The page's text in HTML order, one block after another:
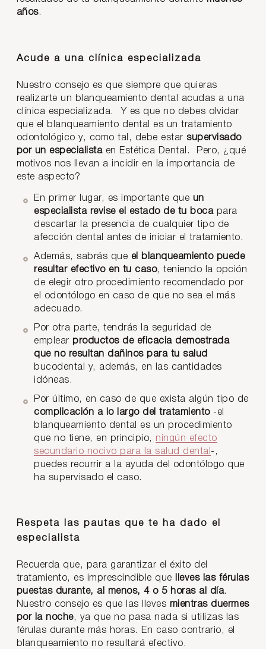
años.
Acude a una clínica especializada
Nuestro consejo es que siempre que quieras
realizarte un blanqueamiento dental acudas a una
clínica especializada. Y es que no debes olvidar
que el blanqueamiento dental es un tratamiento
odontológico y, como tal, debe estar supervisado
por un especialistaen Estética Dental.
Pero, ¿qué
motivos nos llevan a incidir en la importancia de
este aspecto?
En primer lugar, es importante que un
especialista revise el estado de tu bocapara
descartar la presencia de cualquier tipo de
afección dental antes de iniciar el tratamiento.
Además, sabrás que el blanqueamiento puede
resultar efectivo en tu caso, teniendo la opción
de elegir otro procedimiento recomendado por
el odontólogo en caso de que no sea el más
adecuado.
Por otra parte, tendrás la seguridad de
emplear productos de eficacia demostrada
que no resultan dañinos para tu salud
bucodental y, además, en las cantidades
idóneas.
Por último, en caso de que exista algún tipo de
complicación a lo largo del tratamiento-el
blanqueamiento dental es un procedimiento
que no tiene, en principio, ningún efecto
secundario nocivo para la salud dental -,
puedes recurrir a la ayuda del odontólogo que
ha supervisado el caso.
Respeta las pautas que te ha dado el
especialista
Recuerda que, para garantizar el éxito del
tratamiento, es imprescindible que
lleves las férulas
puestas durante, al menos, 4 o 5 horas al día.
Nuestro consejo es que las lleves mientras duermes
por la noche, ya que no pasa nada si utilizas las
férulas durante más horas. En caso contrario, el
blanqueamiento no resultará efectivo.